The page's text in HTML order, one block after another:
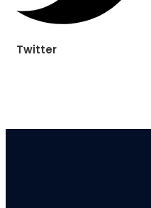
Twitter